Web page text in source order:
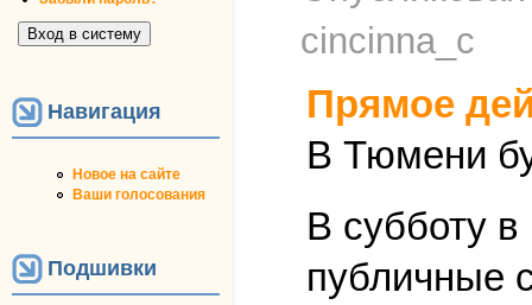
Навигация
Новое на сайте
Ваши голосования
Подшивки
cincinna_c
Прямое
В Тюмени
В субботу
публичные